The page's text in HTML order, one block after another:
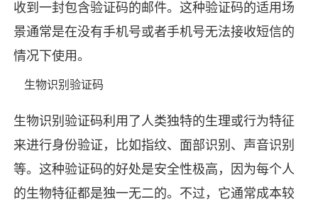
收到一封包含验证码的邮件。这种验证码的适用场
景通常是在没有手机号或者手机号无法接收短信的
情况下使用。
生物识别验证码
生物识别验证码利用了人类独特的生理或行为特征
来进行身份验证，比如指纹、面部识别、声音识别
等。这种验证码的好处是安全性极高，因为每个人
的生物特征都是独一无二的。不过，它通常成本较